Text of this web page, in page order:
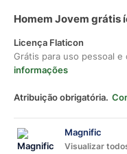
Homem Jovem grátis
Licença Flaticon
Grátis para uso pessoal e
informações
Atribuição obrigatória.
Magnific
Visualizar